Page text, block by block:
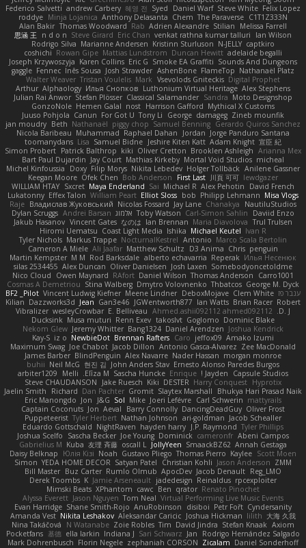
Felix Lopez
Steve White
Daniel Warf
Syed
혜영 전
andrew Carbery
Federico Salvetti
C1T1Z333N
The Paraverse
Chem
Anthony Delasanta
Minja Lojanica
roddye
Melissa Farrell
Stilian
Adrien Alexandre
Rab
Thomas Woodward
Alan Bakir
Ian Wilson
venkat rathna kumar talluri
Eric Chan
Steve Girard
n d o n
思涵 王
captkiro
N-JELLY
Kristinn Sturluson
Marianne Andersen
Rodrigo Silva
adelaide begalli
Duncan Hewitt
Mattias Lundstrom
Rowan Gipe
coshichi
Sounds And Dungeons
Smoke EA Graffiti
Eric G
Karen Collins
Joseph Krzywoszyja
Nathanaël Platz
FlameTop
AshenBone
Josh Strawder
Inês Sousa
Fennec
gaggle
Digital Prophet
Vsevolods Gniteckis
Mark
Tristan Voulelis
Walter Weaver
Alex Stephens
Luthonium Virtual Heritage
Илья Снопков
Alphaology
Arthur
Moto Designshop
Sandra
Classical Salamander
Stefan Plösser
Julian Rai Anwor
Mythical X Customs
Harrison Gafford
nost
Hemen Galal
GonzoNole
Zineb mounfik
damageg
George
Tony Li
For Got U
Canun
Juuso Pohjola
Gerardo Quiros Sanchez
Samuel Benning
piggy chop
Nathanaël
Beth
jan moudry
Jorge Panduro Santana
Jordan
Raphael Dahan
Muhammad
Nicola Baribeau
宣臣 紀
Adam Knight
Jeshire Kiten Katt
Samuel Bidne
Lisa
toomanydans
Arianna Mex
Brooklen Ashleigh
Oliver Cretton
kiki
Patrick Balthrop
Simon Probert
micheal
Mortal Void Studios
Mathias Kirkeby
Jay Court
Bart Paul Dujardin
Anilene Gassner
Holger Tollbäck
Nikita Lebedev
Filip Morys
Doxy
Michel Kinfoussia
lewdgazer
川頁 可可
First Last
Bob Anderson
Ofek Chen
Keegan Moore
David French
Alex Pehotin
Michael R
Sai
Maya Enderland
Sxcret
WILLIAM HTAY
Misa Vlogs
Philipp Lehmann
bob
Elliot Sloss
William Peart
Effex Talon
Lukatonny
NautiluStudios
Chanakya
Jay Lane
Nicolas Fossard
Владислав Жуковський
Raje
Daviid Enzo
Carl-Simon Sahlin
Toby Watson אלמוג Andrei Barsan
Dylan Scruggs
Trul Trulsen
Maria Diavolova
Ian Brennan
なのは
Vincent Gates
Jakub Hasanov
Ivan R
Michael Keutel
Ishika
Coast Light Media
Hiromi Uematsu
Marco Scala Bertolin
Antonio
NocturnalKestrel
Markus Trappe
Tyler Nichols
penguin
Chris
D3 Anima
Matthew Schultz
Ali Jaafar
Cameron A Miele
Илья Несенюк
Reperak
alberto echavarria
Rod Barksdale
M M
Martin Kempster
Somebodyoncetoldme
Josh Laxen
Oliver Danielsen
Alex Duncan
silas 2534455
Carro1001
Thomas Anderson
Daniel Wilson
RAfort
Owen Maynard
Nico Cloud
George M. Dyck
Thbatcos
Dmytro Volovnenko
Stina Walberg
Cosmas A Demetriou
ענבר פז Clem White
DeboxMojave
Meene Lindner
Vincent Ludwig Kiefner
BF2 _Pilot
Robert
Brian Racer
Ian Watts
JGWentworth877
Gan3e46
Jean
Dazzworks3d
Kilian
D. J.
Ahmed.ashii092112 ahmed092112
E. Belliveau
wesleyCrowbar
Vibralizer
Dominic Blake
Goglomo
takoslvt
Renn Exev
Musa muturi
Ducksink
Joshua Kendrick
Daniel Arendzen
Bang1324
Jeremy Whitter
Nekom Glew
Amako Izumi
jeffox09
Caro
Brennan Rafters
NewbieDot
iz o
Kay-S
Zee MacDonald
Antonio Gasca-Alvarez
Jacob Dillon
Joe Chabot
Maximum Swag
morgan monroe
Nader Hassan
Alex Navarre
BlindPenguin
James Barber
Ernesto Alonso Paredes Burgos
John Anders Stav
현진 김
Neil McG
buhii
Capsule Studios
Jayden !
Enrique
Sascha Huncke
Elīza M.
Melli
arbiter1209
Hyprotix
Harry Conquest
DESTER
Kiki
Jake Ruesch
Steve CHAUDANSON
Bhukya Hari Prasad Naik
Slaytex Marshall
Gromit
Dan Pachter
Richard
Jaelin Smith
mattyrails
Carl Schwerin
Joeri Lefévre
Mike
Sol
J&G
Jon
Eric Manongdo
Oliver Frost
DancingDeadGuy
Barry Connolly
Aeval
Jon
Captain Coconuts
Jacob Schealler
ari-goldman
Nathan Johnson
Tyler Herbert
Puppeteerist
Tyler Phillips
J.P. Raymond
hayden harry
NightRaven
Eduardo Gottschald
Abeni Campos
cameronfr
Dominick
Joe Young
Sascha Becker
Joshua Scelfo
Annah Gestaga
SmaackBZ62
JollyYeen
oscall L
友理 斉藤
Kuba
Gabrielius M
Scott Moen
Kaylee
Thomas Pierro
Gustavo Pliego
Noah
Юлія Кізі
Daisy Belknap
ZMM
Jason Anderson
Christian Kohli
Satyan Patel
YEDA HOME DECOR
Simon
Reg_LMO
Jacob Denault
ApocDev
Rumlo Olmub
Buz Carter
Bill Master
rpcexploiter
Reinaldus
jadedesign
Jamie Arseneault
K
Derek Toombs
Renato Pinochet
qrator
Ben
cawc
XPhantom
Mimski Beats
Virtual Performing Live Music Events
Tom Neal
Jason Nguyen
Alyssa Everett
Cyndersanity
Petr Fořt
disiboi
AnuRobinson
Shane Smith-Rojo
Evan Harridge
大海 久我
lilith
Joshua Hickman
Aleksandar Caricic
Nikita Leshakov
Amanda Vest
Axiom
Stefan Knaak
David Jindra
Tim
Zoie Robles
N Watanabe
Nina Takáčová
Rodrigo Hernández Salgado
Jan
Sari Schwarz
Indiana J
ella larkin
基德
Pocketfans
Daniel Sonderhoff
Zicalam
zephaniah CORSON
Florin Negele
Mark Dohrenbusch